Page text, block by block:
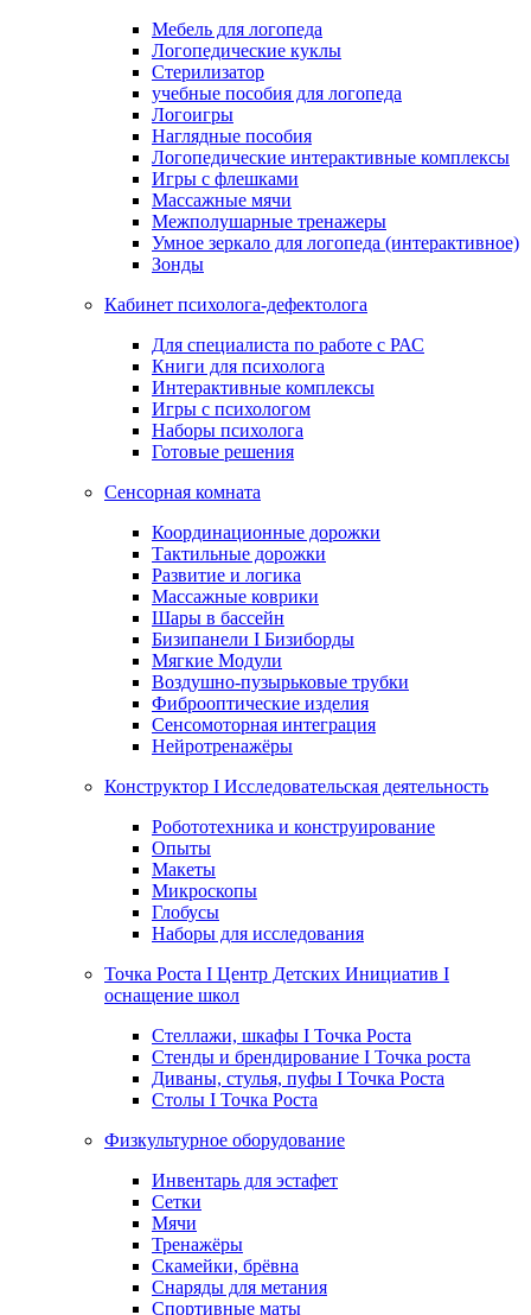
Мебель для логопеда
Логопедические куклы
Стерилизатор
учебные пособия для логопеда
Логоигры
Наглядные пособия
Логопедические интерактивные комплексы
Игры с флешками
Массажные мячи
Межполушарные тренажеры
Умное зеркало для логопеда (интерактивное)
Зонды
Кабинет психолога-дефектолога
Для специалиста по работе с РАС
Книги для психолога
Интерактивные комплексы
Игры с психологом
Наборы психолога
Готовые решения
Сенсорная комната
Координационные дорожки
Тактильные дорожки
Развитие и логика
Массажные коврики
Шары в бассейн
Бизипанели I Бизиборды
Мягкие Модули
Воздушно-пузырьковые трубки
Фиброоптические изделия
Сенсомоторная интеграция
Нейротренажёры
Конструктор I Исследовательская деятельность
Робототехника и конструирование
Опыты
Макеты
Микроскопы
Глобусы
Наборы для исследования
Точка Роста I Центр Детских Инициатив I
оснащение школ
Стеллажи, шкафы I Точка Роста
Стенды и брендирование I Точка роста
Диваны, стулья, пуфы I Точка Роста
Столы I Точка Роста
Физкультурное оборудование
Инвентарь для эстафет
Сетки
Мячи
Тренажёры
Скамейки, брёвна
Снаряды для метания
Спортивные маты